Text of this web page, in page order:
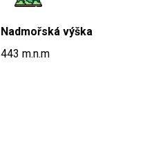
Nadmořská výška
443 m.n.m